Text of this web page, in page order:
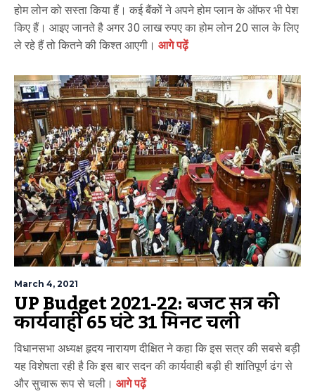
होम लोन को सस्‍ता किया हैं। कई बैंकों ने अपने होम प्‍लान के ऑफर भी पेश
किए हैं। आइए जानते है अगर 30 लाख रुपए का होम लोन 20 साल के लिए
ले रहे हैं तो कितने की किश्‍त आएगी। आगे पढ़ें
March 4, 2021
UP Budget 2021-22: बजट सत्र की
कार्यवाही 65 घंटे 31 मिनट चली
विधानसभा अध्यक्ष हृदय नारायण दीक्षित ने कहा कि इस सत्र की सबसे बड़ी
यह विशेषता रही है कि इस बार सदन की कार्यवाही बड़ी ही शांतिपूर्ण ढंग से
और सुचारू रूप से चली। आगे पढ़ें